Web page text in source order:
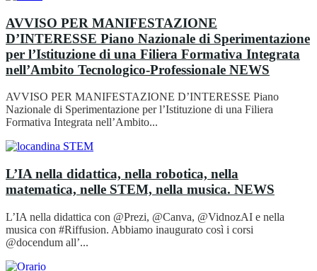
AVVISO PER MANIFESTAZIONE
D’INTERESSE Piano Nazionale di Sperimentazione
per l’Istituzione di una Filiera Formativa Integrata
nell’Ambito Tecnologico-Professionale NEWS
AVVISO PER MANIFESTAZIONE D’INTERESSE Piano
Nazionale di Sperimentazione per l’Istituzione di una Filiera
Formativa Integrata nell’Ambito...
L’IA nella didattica, nella robotica, nella
matematica, nelle STEM, nella musica. NEWS
L’IA nella didattica con @Prezi, @Canva, @VidnozAI e nella
musica con #Riffusion. Abbiamo inaugurato così i corsi
@docendum all’...